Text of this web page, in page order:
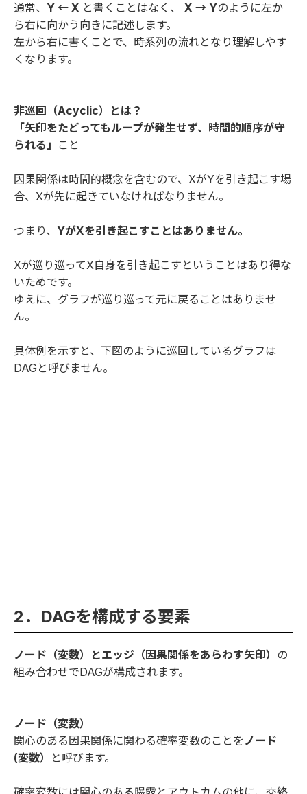
通常、 Y ← X と書くことはなく、 X → Yのように左か
ら右に向かう向きに記述します。
左から右に書くことで、時系列の流れとなり理解しやす
くなります。
非巡回（Acyclic）とは？
「矢印をたどってもループが発生せず、時間的順序が守
られる」
こと
因果関係は時間的概念を含むので、XがYを引き起こす場
合、Xが先に起きていなければなりません。
つまり、 YがXを引き起こすことはありません。
Xが巡り巡ってX自身を引き起こすということはあり得な
いためです。
ゆえに、グラフが巡り巡って元に戻ることはありませ
ん。
具体例を示すと、下図のように巡回しているグラフは
DAGと呼びません。
2．DAGを構成する要素
ノード（変数）とエッジ（因果関係をあらわす矢印） の
組み合わせでDAGが構成されます。
ノード（変数）
関心のある因果関係に関わる確率変数のことを ノード
(変数）
と呼びます。